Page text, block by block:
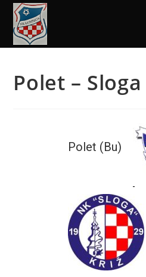
Polet – Sloga
Polet (Bu)
-